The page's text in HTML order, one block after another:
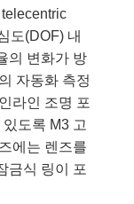
도(DOF) 내
의 변화가 방
자동화 측정
라인 조명 포
도록 M3 고
에는 렌즈를
금식 링이 포